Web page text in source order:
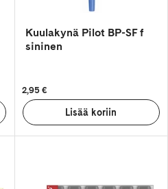
Kuulakynä Pilot BP-SF f
sininen
2,95 €